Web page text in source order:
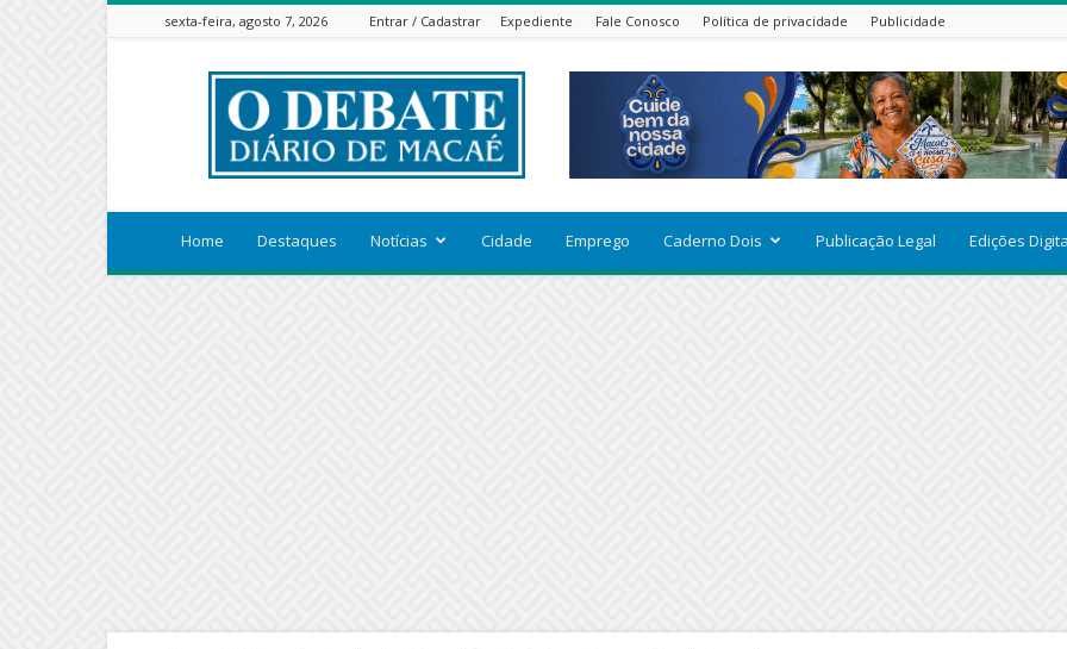
sexta-feira, agosto 7, 2026 Entrar / Cadastrar Expediente Fale Conosco Política de privacidade Publicidade
ODEBATEON
Home Destaques Notícias Cidade Emprego Caderno Dois Publicação Legal Edições